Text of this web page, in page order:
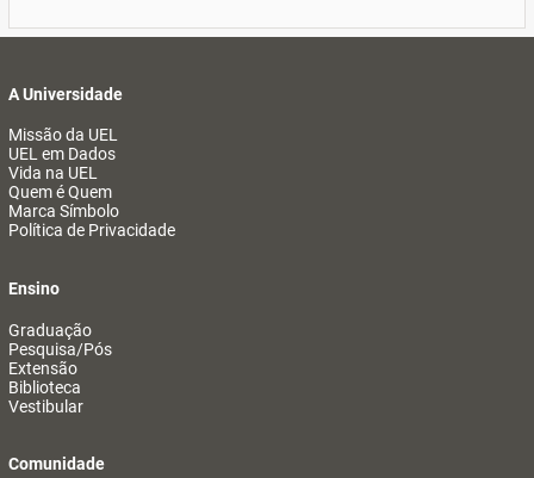
A Universidade
Missão da UEL
UEL em Dados
Vida na UEL
Quem é Quem
Marca Símbolo
Política de Privacidade
Ensino
Graduação
Pesquisa/Pós
Extensão
Biblioteca
Vestibular
Comunidade